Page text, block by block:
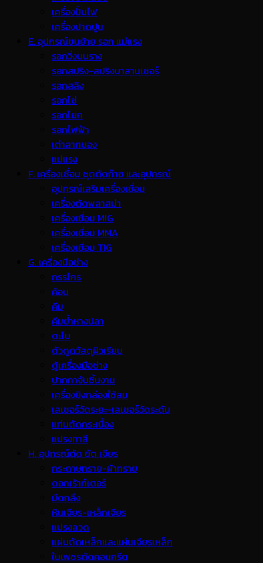
เครื่องปั่นไฟ
เครื่องปาดปูน
E. อุปกรณ์ขนย้าย รอก แม่แรง
รอกวิ่งบนราง
รอกสปริง-สปริงบาลานเซอร์
รอกสลิง
รอกโซ่
รอกโยก
รอกไฟฟ้า
เต่าลากของ
แม่แรง
F. เครื่องเชื่อม ชุดตัดก๊าซ และอุปกรณ์
อุปกรณ์เสริมเครื่องเชื่อม
เครื่องตัดพลาสม่า
เครื่องเชื่อม MIG
เครื่องเชื่อม MMA
เครื่องเชื่อม TIG
G. เครื่องมือช่าง
กรรไกร
ค้อน
คีม
คีมย้ำหางปลา
ตะไบ
ตัวดูดวัสดุผิวเรียบ
ตู้เครื่องมือช่าง
ปากกาจับชิ้นงาน
เครื่องยิงกล่องใช้ลม
เลเซอร์วัดระยะ-เลเซอร์วัดระดับ
แท่นตัดกระเบื้อง
แปรงทาสี
H. อุปกรณ์ตัด ขัด เจียร
กระดาษทราย-ผ้าทราย
ดอกเร้าท์เตอร์
มีดกลึง
หินเจียร-เหล็กเจียร
แปรงลวด
แผ่นตัดเหล็กและแผ่นเจียรเหล็ก
ใบเพชรตัดคอนกรีต